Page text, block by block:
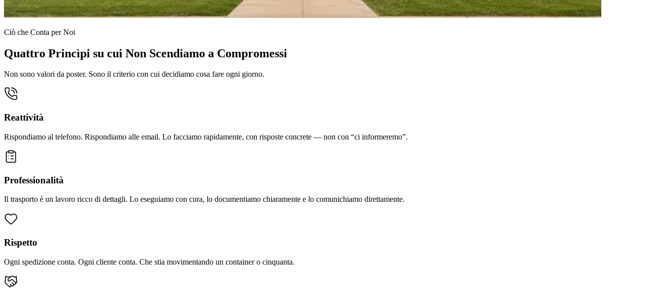
Ciò che Conta per Noi
Quattro Princìpi su cui Non Scendiamo a Compromessi
Non sono valori da poster. Sono il criterio con cui decidiamo cosa fare ogni giorno.
Reattività
Rispondiamo al telefono. Rispondiamo alle email. Lo facciamo rapidamente, con risposte concrete — non con “ci informeremo”.
Professionalità
Il trasporto è un lavoro ricco di dettagli. Lo eseguiamo con cura, lo documentiamo chiaramente e lo comunichiamo direttamente.
Rispetto
Ogni spedizione conta. Ogni cliente conta. Che stia movimentando un container o cinquanta.